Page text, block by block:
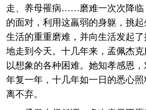
走、养母罹病……磨难一次次降临
的面对，利用这羸弱的身躯，挑
生活的重重磨难，并向生活发起
地走到今天。十几年来，孟佩杰
以想象的各种困难。她知孝感恩，
年复一年，十几年如一日的悉心
离不弃。